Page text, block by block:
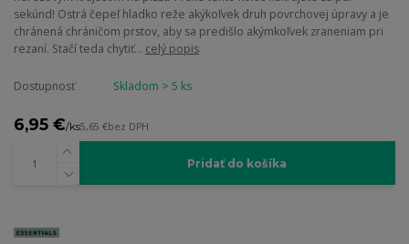
sekúnd! Ostrá čepeľ hladko reže akýkoľvek druh povrchovej úpravy a je
chránená chráničom prstov, aby sa predišlo akýmkoľvek zraneniam pri
rezaní. Stačí teda chytiť... celý popis
Dostupnosť Skladom > 5 ks
6,95 €/ks5,65 €bez DPH
Pridať do košíka